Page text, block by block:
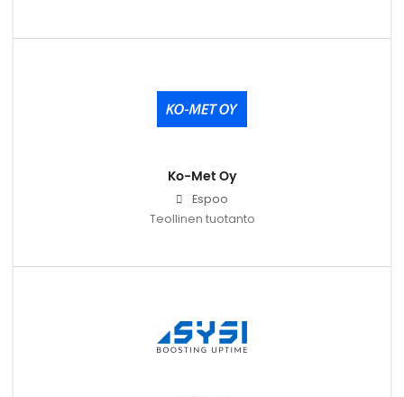
Ko-Met Oy
Espoo
Teollinen tuotanto